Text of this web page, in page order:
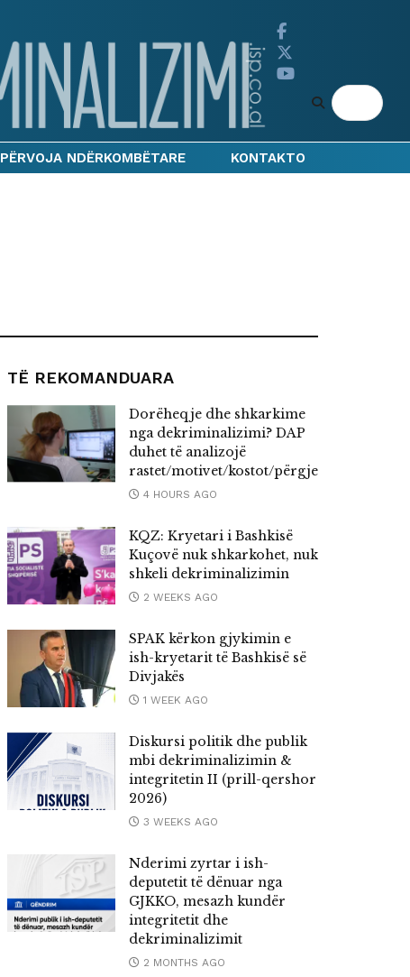
PËRVOJA NDËRKOMBËTARE KONTAKTO
TË REKOMANDUARA
Dorëheqje dhe shkarkime
nga dekriminalizimi? DAP
duhet të analizojë
rastet/motivet/kostot/përgjegjësitë
4 HOURS AGO
KQZ: Kryetari i Bashkisë
Kuçovë nuk shkarkohet, nuk
shkeli dekriminalizimin
2 WEEKS AGO
SPAK kërkon gjykimin e
ish-kryetarit të Bashkisë së
Divjakës
1 WEEK AGO
Diskursi politik dhe publik
mbi dekriminalizimin &
integritetin II (prill-qershor
2026)
3 WEEKS AGO
Nderimi zyrtar i ish-
deputetit të dënuar nga
GJKKO, mesazh kundër
integritetit dhe
dekriminalizimit
2 MONTHS AGO